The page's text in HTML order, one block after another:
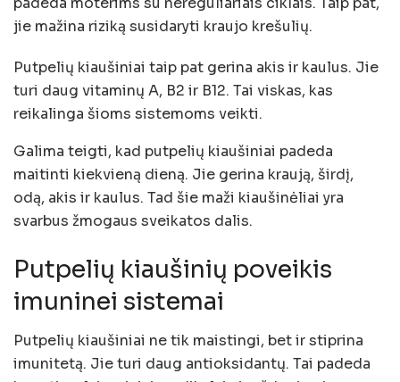
jie mažina riziką susidaryti kraujo krešulių.
Putpelių kiaušiniai taip pat gerina akis ir kaulus. Jie
turi daug vitaminų A, B2 ir B12. Tai viskas, kas
reikalinga šioms sistemoms veikti.
Galima teigti, kad putpelių kiaušiniai padeda
maitinti kiekvieną dieną. Jie gerina kraują, širdį,
odą, akis ir kaulus. Tad šie maži kiaušinėliai yra
svarbus žmogaus sveikatos dalis.
Putpelių kiaušinių poveikis
imuninei sistemai
Putpelių kiaušiniai ne tik maistingi, bet ir stiprina
imunitetą. Jie turi daug antioksidantų. Tai padeda